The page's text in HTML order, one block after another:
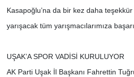
Kasapoğlu’na da bir kez daha
yarışacak tüm yarışmacılarımıza
UŞAK’A SPOR VADİSİ KURULUYOR
AK Parti Uşak İl Başkanı Fahrettin